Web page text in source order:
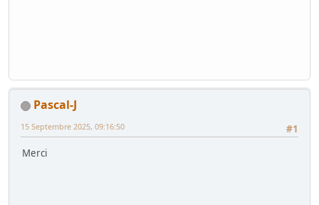
Pascal-J
#1
15 Septembre 2025, 09:16:50
Merci